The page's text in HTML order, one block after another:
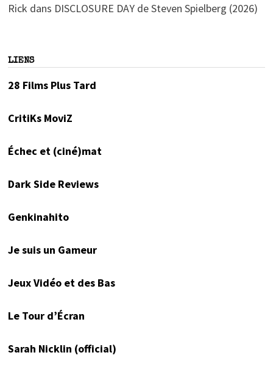
Rick dans DISCLOSURE DAY de Steven Spielberg (2026)
LIENS
28 Films Plus Tard
CritiKs MoviZ
Échec et (ciné)mat
Dark Side Reviews
Genkinahito
Je suis un Gameur
Jeux Vidéo et des Bas
Le Tour d’Écran
Sarah Nicklin (official)